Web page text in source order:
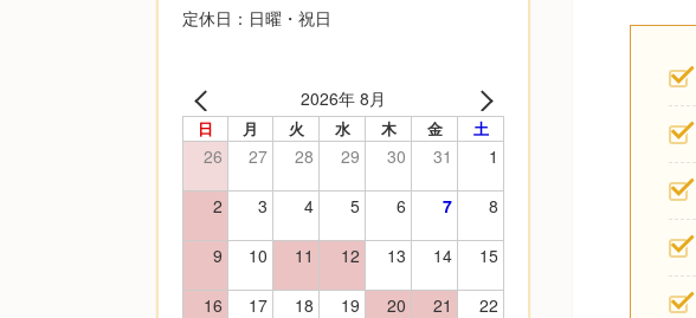
定休日：日曜・祝日
2026年 8月
日 月 火 水 木 金 土
26 27 28 29 30 31 1
2 3 4 5 6 7 8
9 10 11 12 13 14 15
16 17 18 19 20 21 22